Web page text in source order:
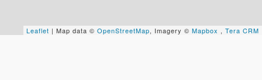
Leaflet | Map data © OpenStreetMap, Imagery © Mapbox , Tera CRM